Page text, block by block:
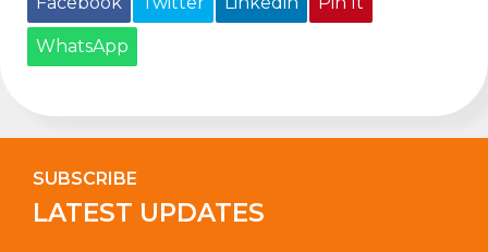
WhatsApp
SUBSCRIBE
LATEST UPDATES